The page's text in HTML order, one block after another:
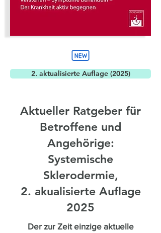
2. aktualisierte Auflage (2025)
Aktueller Ratgeber für
Betroffene und
Angehörige:
Systemische
Sklerodermie,
2. akualisierte Auflage
2025
Der zur Zeit einzige aktuelle